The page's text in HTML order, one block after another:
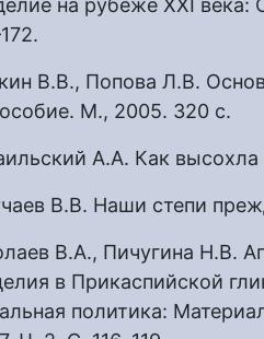
на рубеже ХХI
В.В., Попова Л.В.
М., 2005. 320 с.
А.А. Как
В.В. Наши степи
В.А., Пичугина Н.В.
в Прикаспийской
политика: